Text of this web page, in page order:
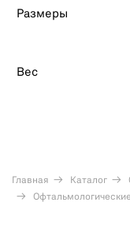
Размеры
Вес
Главная Каталог